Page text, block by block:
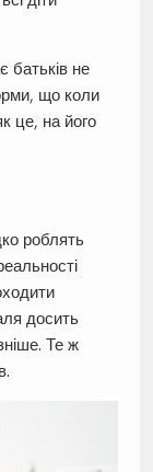
батьків не
що коли
це, на його
роблять
досить
Те ж